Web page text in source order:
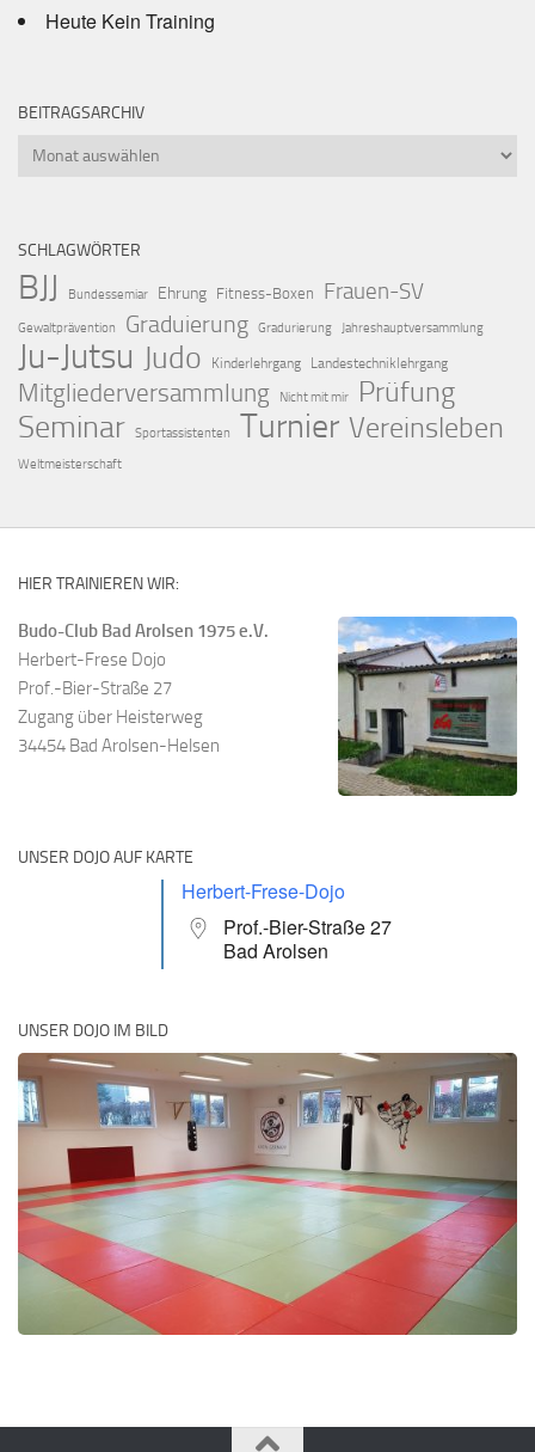
Heute Kein Training
BEITRAGSARCHIV
Beitragsarchiv
SCHLAGWÖRTER
BJJ Bundessemiar Ehrung Fitness-Boxen Frauen-SV
Gewaltprävention Graduierung Gradurierung Jahreshauptversammlung
Ju-Jutsu Judo Kinderlehrgang Landestechniklehrgang
Mitgliederversammlung Nicht mit mir Prüfung
Seminar Sportassistenten Turnier Vereinsleben
Weltmeisterschaft
HIER TRAINIEREN WIR:
Budo-Club Bad Arolsen 1975 e.V.
Herbert-Frese Dojo
Prof.-Bier-Straße 27
Zugang über Heisterweg
34454 Bad Arolsen-Helsen
UNSER DOJO AUF KARTE
Herbert-Frese-Dojo
Prof.-Bier-Straße 27
Bad Arolsen
UNSER DOJO IM BILD